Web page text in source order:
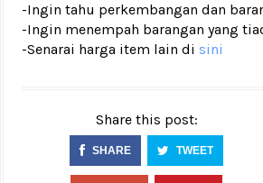
-Ingin tahu perkembangan dan
-Ingin menempah barangan yang
-Senarai harga item lain di sini
Share this post:
SHARE TWEET